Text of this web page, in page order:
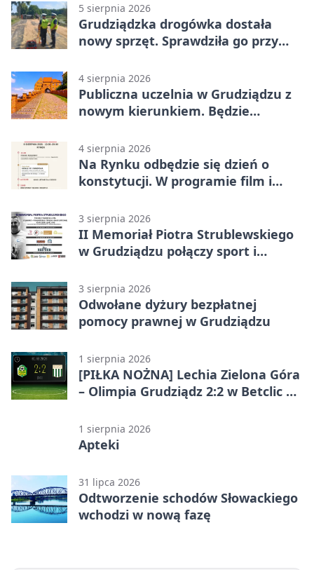
5 sierpnia 2026
Grudziądzka drogówka dostała
nowy sprzęt. Sprawdziła go przy
4 sierpnia 2026
Publiczna uczelnia w Grudziądzu z
nowym kierunkiem. Będzie
4 sierpnia 2026
Na Rynku odbędzie się dzień o
konstytucji. W programie film i
3 sierpnia 2026
II Memoriał Piotra Strublewskiego
w Grudziądzu połączy sport i
3 sierpnia 2026
Odwołane dyżury bezpłatnej
pomocy prawnej w Grudziądzu
1 sierpnia 2026
[PIŁKA NOŻNA] Lechia Zielona Góra
– Olimpia Grudziądz 2:2 w Betclic 2.
końcówce
1 sierpnia 2026
Apteki
31 lipca 2026
Odtworzenie schodów Słowackiego
wchodzi w nową fazę